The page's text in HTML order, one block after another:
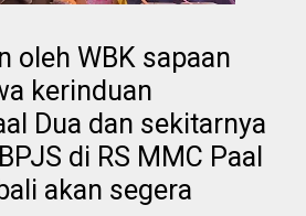
oleh WBK sapaan
kerinduan
Dua dan sekitarnya
di RS MMC Paal
akan segera